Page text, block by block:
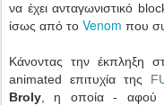
να έχει ανταγωνιστικό
ίσως από το Venom που
Κάνοντας την έκπληξη
animated επιτυχία της
Broly , η οποία - αφού